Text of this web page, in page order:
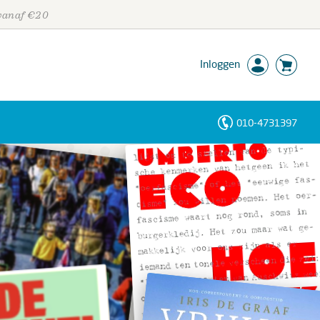
€20
Inloggen
010-4731397
Personen
Trefwoorden